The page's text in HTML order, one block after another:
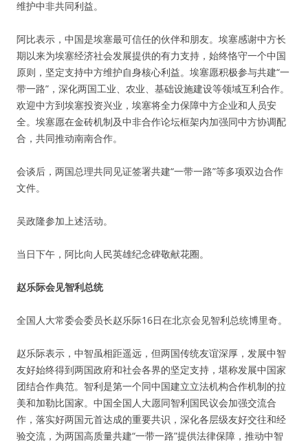
维护中非共同利益。
阿比表示，中国是埃塞最可信任的伙伴和朋友。埃塞感谢中方长
期以来为埃塞经济社会发展提供的有力支持，始终恪守一个中国
原则，坚定支持中方维护自身核心利益。埃塞愿积极参与共建“一
带一路”，深化两国工业、农业、基础设施建设等领域互利合作。
欢迎中方到埃塞投资兴业，埃塞将全力保障中方企业和人员安
全。埃塞愿在金砖机制及中非合作论坛框架内加强同中方协调配
合，共同推动南南合作。
会谈后，两国总理共同见证签署共建“一带一路”等多项双边合作
文件。
吴政隆参加上述活动。
当日下午，阿比向人民英雄纪念碑敬献花圈。
赵乐际会见智利总统
全国人大常委会委员长赵乐际16日在北京会见智利总统博里奇。
赵乐际表示，中智虽相距遥远，但两国传统友谊深厚，发展中智
友好始终得到两国政府和社会各界的坚定支持，堪称发展中国家
团结合作典范。智利是第一个同中国建立立法机构合作机制的拉
美和加勒比国家。中国全国人大愿同智利国民议会加强交流合
作，落实好两国元首达成的重要共识，深化各层级友好交往和经
验交流，为两国高质量共建“一带一路”提供法律保障，推动中智